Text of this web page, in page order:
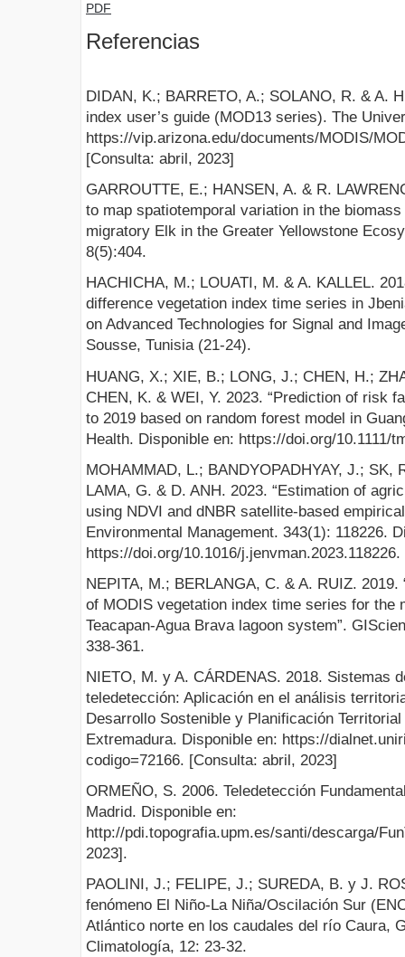
PDF
Referencias
DIDAN, K.; BARRETO, A.; SOLANO, R. & A.
index user’s guide (MOD13 series). The
https://vip.arizona.edu/documents/MODIS/
[Consulta: abril, 2023]
GARROUTTE, E.; HANSEN, A. & R.
to map spatiotemporal variation in the
migratory Elk in the Greater Yellowstone
8(5):404.
HACHICHA, M.; LOUATI, M. & A. KALLEL.
difference vegetation index time series in
on Advanced Technologies for Signal and
Sousse, Tunisia (21-24).
HUANG, X.; XIE, B.; LONG, J.; CHEN, H.;
CHEN, K. & WEI, Y. 2023. “Prediction of risk
to 2019 based on random forest model in
Health. Disponible en: https://doi.org/10.1111/
MOHAMMAD, L.; BANDYOPADHYAY, J.; SK,
LAMA, G. & D. ANH. 2023. “Estimation of
using NDVI and dNBR satellite-based
Environmental Management. 343(1): 118226.
https://doi.org/10.1016/j.jenvman.2023.118226.
NEPITA, M.; BERLANGA, C. & A. RUIZ.
of MODIS vegetation index time series for the
Teacapan-Agua Brava lagoon system”.
338-361.
NIETO, M. y A. CÁRDENAS. 2018. Sistemas
teledetección: Aplicación en el análisis
Desarrollo Sostenible y Planificación
Extremadura. Disponible en: https://
codigo=72166. [Consulta: abril, 2023]
ORMEÑO, S. 2006. Teledetección
Madrid. Disponible en:
http://pdi.topografia.upm.es/santi/descarga/
2023].
PAOLINI, J.; FELIPE, J.; SUREDA, B. y J.
fenómeno El Niño-La Niña/Oscilación Sur
Atlántico norte en los caudales del río Caura,
Climatología, 12: 23-32.